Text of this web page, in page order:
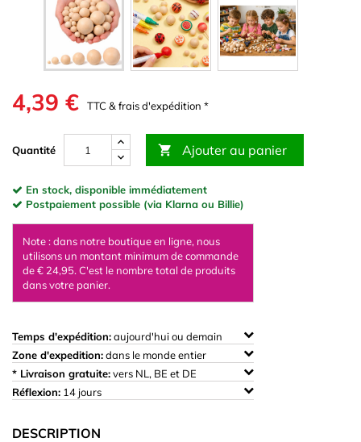
4,39 € TTC & frais d'expédition *
Quantité  Ajouter au panier
En stock, disponible immédiatement
Postpaiement possible (via Klarna ou Billie)
Note : dans notre boutique en ligne, nous
utilisons un montant minimum de commande
de € 24,95. C'est le nombre total de produits
dans votre panier.
Temps d'expédition:aujourd'hui ou demain
Zone d'expedition:dans le monde entier
* Livraison gratuite:vers NL, BE et DE
Réflexion: 14 jours
DESCRIPTION